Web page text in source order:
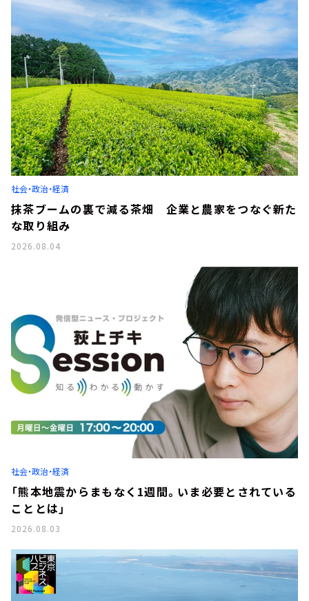
社会・政治・経済
抹茶ブームの裏で減る茶畑 企業と農家をつなぐ新た
な取り組み
2026.08.04
社会・政治・経済
「熊本地震からまもなく1週間。いま必要とされている
こととは」
2026.08.03